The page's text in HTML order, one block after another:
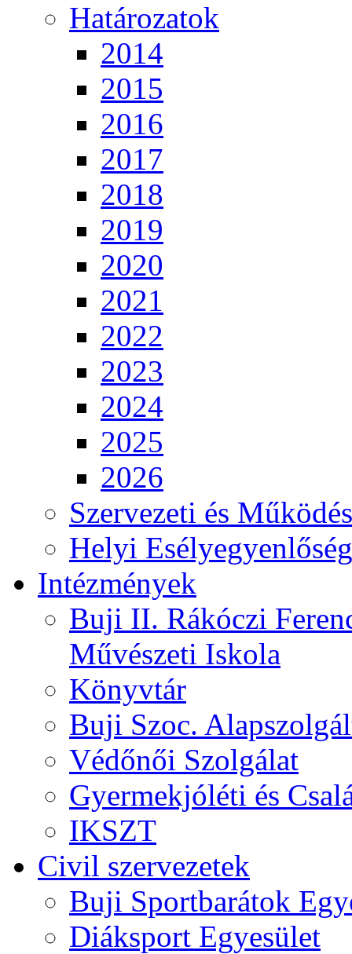
Határozatok
2014
2015
2016
2017
2018
2019
2020
2021
2022
2023
2024
2025
2026
Szervezeti és
Helyi
Intézmények
Buji II. Rákóczi
Művészeti Iskola
Könyvtár
Buji Szoc.
Védőnői Szolgálat
Gyermekjóléti és
IKSZT
Civil szervezetek
Buji Sportbarátok
Diáksport Egyesület